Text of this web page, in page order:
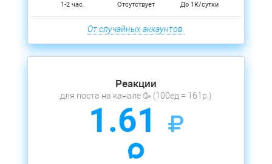
1-2 час. Отсутствует До 1К/сутки
От случайных аккаунтов
Реакции
для поста на канале 🥳 (100ед.= 161р.)
1.61